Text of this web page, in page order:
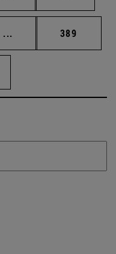
... Páginas intermedias
Página
389